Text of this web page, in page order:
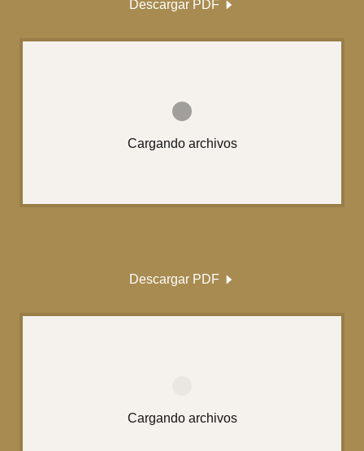
Descargar PDF
Cargando archivos
Descargar PDF
Cargando archivos